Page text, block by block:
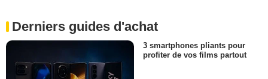
Derniers guides d'achat
3 smartphones pliants pour
profiter de vos films partout